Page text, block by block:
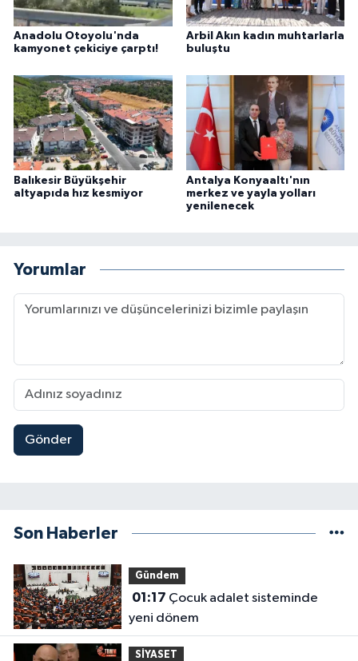
Anadolu Otoyolu'nda
kamyonet çekiciye çarptı!
Arbil Akın kadın muhtarlarla
buluştu
Balıkesir Büyükşehir
altyapıda hız kesmiyor
Antalya Konyaaltı'nın
merkez ve yayla yolları
yenilenecek
Yorumlar
Gönder
Son Haberler
Gündem
01:17
yeni dönem
SİYASET